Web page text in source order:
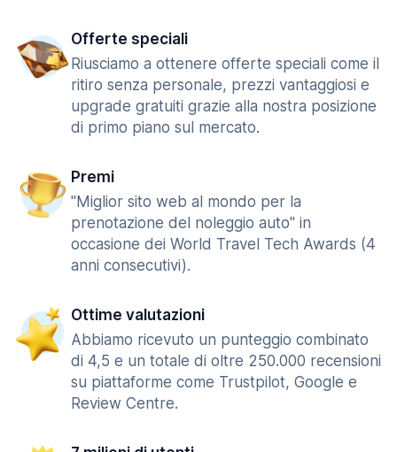
Offerte speciali
Riusciamo a ottenere offerte speciali come il
ritiro senza personale, prezzi vantaggiosi e
upgrade gratuiti grazie alla nostra posizione
di primo piano sul mercato.
Premi
"Miglior sito web al mondo per la
prenotazione del noleggio auto" in
occasione dei World Travel Tech Awards (4
anni consecutivi).
Ottime valutazioni
Abbiamo ricevuto un punteggio combinato
di 4,5 e un totale di oltre 250.000 recensioni
su piattaforme come Trustpilot, Google e
Review Centre.